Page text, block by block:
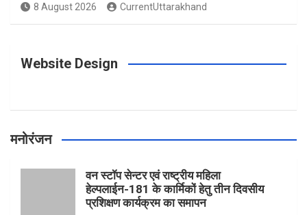
k a s
8 August 2026 CurrentUttarakhand
Website Design
मनोरंजन
वन स्टॉप सेन्टर एवं राष्ट्रीय महिला
हेल्पलाईन-181 के कार्मिकों हेतु तीन दिवसीय
प्रशिक्षण कार्यक्रम का समापन